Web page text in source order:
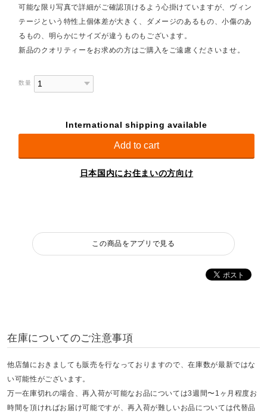
可能な限り写真で詳細がご確認頂けるよう心掛けていますが、ヴィン
テージという特性上個体差が大きく、ダメージのあるもの、小傷のあ
るもの、明らかにサイズが違うものもございます。
新品のクオリティーをお求めの方はご購入をご遠慮くださいませ。
数量
International shipping available
Add to cart
日本国内にお住まいの方向け
この商品をアプリで見る
在庫についてのご注意事項
他店舗におきましても販売を行なっておりますので、在庫数が最新ではな
い可能性がございます。
万一在庫切れの場合、再入荷が可能なお品については3週間〜1ヶ月程度お
時間を頂ければお届け可能ですが、再入荷が難しいお品については代替品